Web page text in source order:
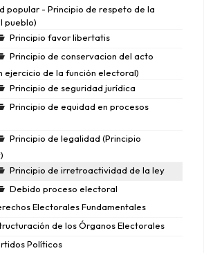
popular - Principio de respeto de la
pueblo)
Principio favor libertatis
Principio de conservacion del acto
ejercicio de la función electoral)
Principio de seguridad jurídica
Principio de equidad en procesos
Principio de legalidad (Principio
Principio de irretroactividad de la ley
Debido proceso electoral
Electorales Fundamentales
de los Órganos Electorales
Políticos